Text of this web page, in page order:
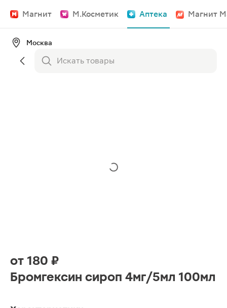
Магнит М.Косметик Аптека Магнит
Москва
от 180 ₽
Бромгексин сироп 4мг/5мл 100мл